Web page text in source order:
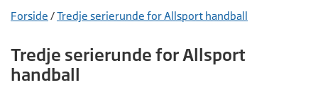
Forside /Tredje serierunde for Allsport handball
Tredje serierunde for Allsport
handball